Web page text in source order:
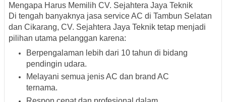
Mengapa Harus Memilih CV. Sejahtera Jaya Teknik
Di tengah banyaknya jasa service AC di Tambun Selatan
dan Cikarang, CV. Sejahtera Jaya Teknik tetap menjadi
pilihan utama pelanggan karena:
Berpengalaman lebih dari 10 tahun di bidang
pendingin udara.
Melayani semua jenis AC dan brand AC
ternama.